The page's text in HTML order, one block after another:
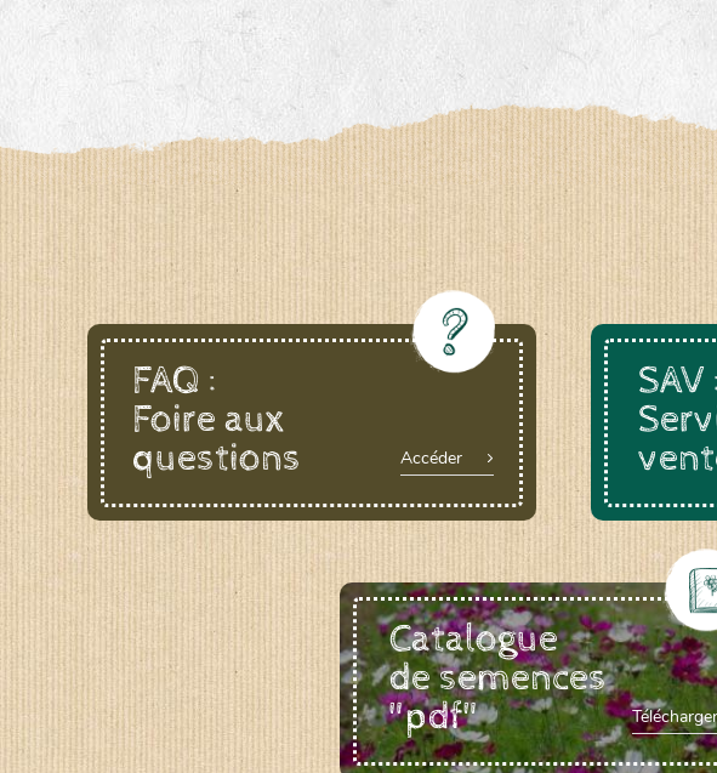
www.laboiteagraines.com
L’AUBEPIN (PDO)
LE BIAU GERME (LBG)
www.biaugerme.com
SATIVA RHEINAU (SAD)
www.sativa-rheinau.ch
SEMAILLES (SEM)
www.semaille.com
FAQ :
Foire aux
questions
Accéder
SAV
Catalogue
de semences
"pdf"
Télécharger